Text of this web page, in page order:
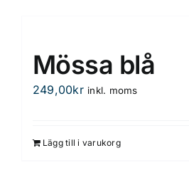
Mössa blå
249,00kr inkl. moms
Lägg till i varukorg